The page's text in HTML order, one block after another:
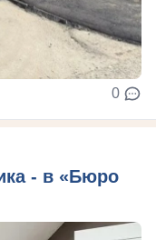
0
- в «Бюро